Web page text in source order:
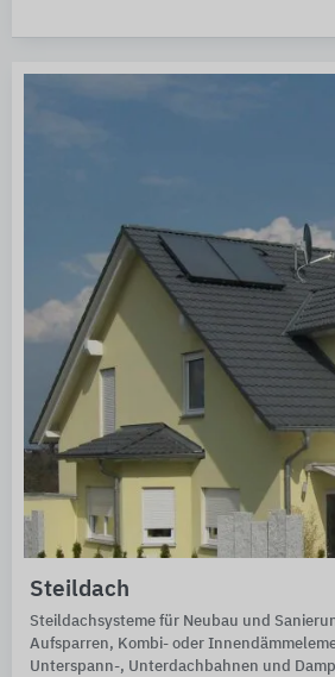
Steildach
Steildachsysteme für Neubau und
Aufsparren, Kombi- oder
Unterspann-, Unterdachbahnen und